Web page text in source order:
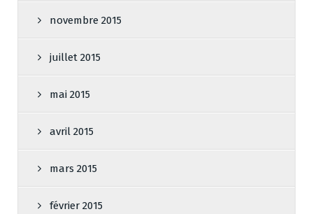
novembre 2015
juillet 2015
mai 2015
avril 2015
mars 2015
février 2015